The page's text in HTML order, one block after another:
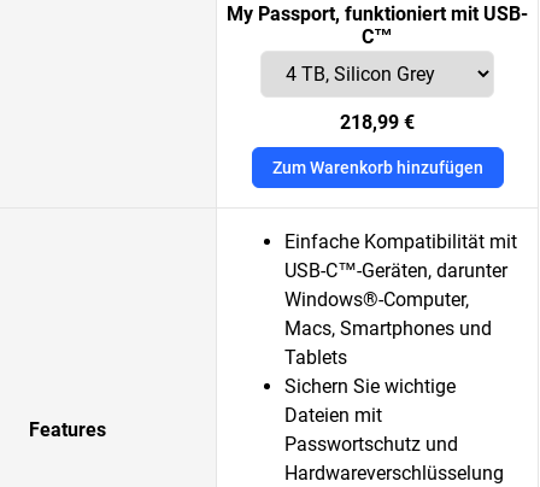
My Passport, funktioniert mit USB-
C™
218,99 €
Zum Warenkorb hinzufügen
Features
Einfache Kompatibilität mit
USB-C™-Geräten, darunter
Windows®-Computer,
Macs, Smartphones und
Tablets
Sichern Sie wichtige
Dateien mit
Passwortschutz und
Hardwareverschlüsselung